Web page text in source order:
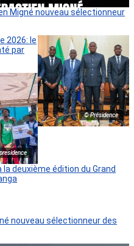
Migné nouveau sélectionneur
© Présidence
2026: le
par
la deuxième édition du Grand
nouveau sélectionneur des